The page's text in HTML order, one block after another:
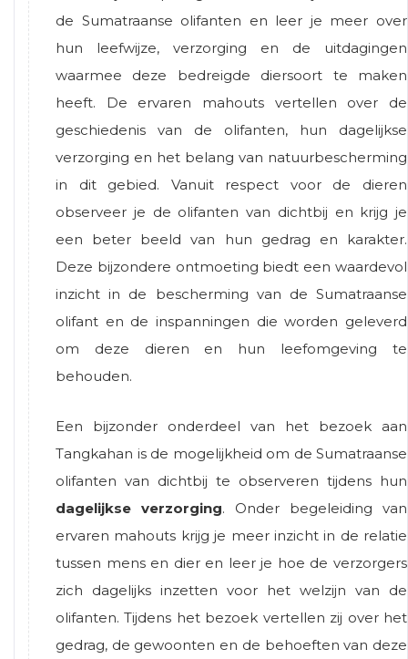
de Sumatraanse olifanten en leer je meer over
hun leefwijze, verzorging en de uitdagingen
waarmee deze bedreigde diersoort te maken
heeft. De ervaren mahouts vertellen over de
geschiedenis van de olifanten, hun dagelijkse
verzorging en het belang van natuurbescherming
in dit gebied. Vanuit respect voor de dieren
observeer je de olifanten van dichtbij en krijg je
een beter beeld van hun gedrag en karakter.
Deze bijzondere ontmoeting biedt een waardevol
inzicht in de bescherming van de Sumatraanse
olifant en de inspanningen die worden geleverd
om deze dieren en hun leefomgeving te
behouden.
Een bijzonder onderdeel van het bezoek aan
Tangkahan is de mogelijkheid om de Sumatraanse
olifanten van dichtbij te observeren tijdens hun
dagelijkse verzorging. Onder begeleiding van
ervaren mahouts krijg je meer inzicht in de relatie
tussen mens en dier en leer je hoe de verzorgers
zich dagelijks inzetten voor het welzijn van de
olifanten. Tijdens het bezoek vertellen zij over het
gedrag, de gewoonten en de behoeften van deze